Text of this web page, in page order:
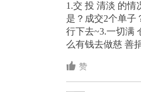
1.交 投 清淡 的情
是？成交2个单子
行下去~3.一切满
么有钱去做慈 善
 赞